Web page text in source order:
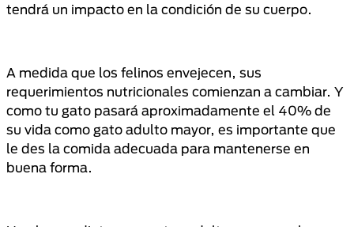
tendrá un impacto en la condición de su cuerpo.
A medida que los felinos envejecen, sus
requerimientos nutricionales comienzan a cambiar. Y
como tu gato pasará aproximadamente el 40% de
su vida como gato adulto mayor, es importante que
le des la comida adecuada para mantenerse en
buena forma.